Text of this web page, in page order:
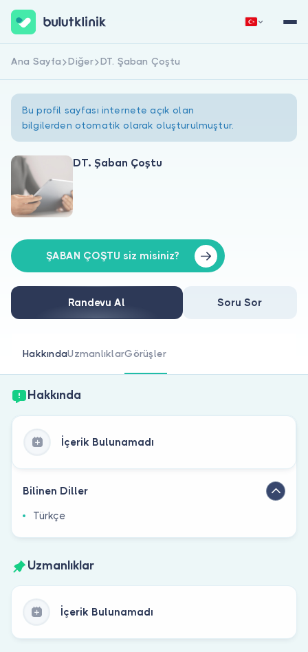
Hakkımızda
Doktorlar için
Doktor musunuz?
Hemen Kaydol
Ana Sayfa Diğer DT. Şaban Çoştu
Bu profil sayfası internete açık olan
bilgilerden otomatik olarak oluşturulmuştur.
DT. Şaban Çoştu
ŞABAN ÇOŞTU siz misiniz?
Randevu Al Soru Sor
HakkındaUzmanlıklarGörüşler
Hakkında
İçerik Bulunamadı
Bilinen Diller
Türkçe
Uzmanlıklar
İçerik Bulunamadı